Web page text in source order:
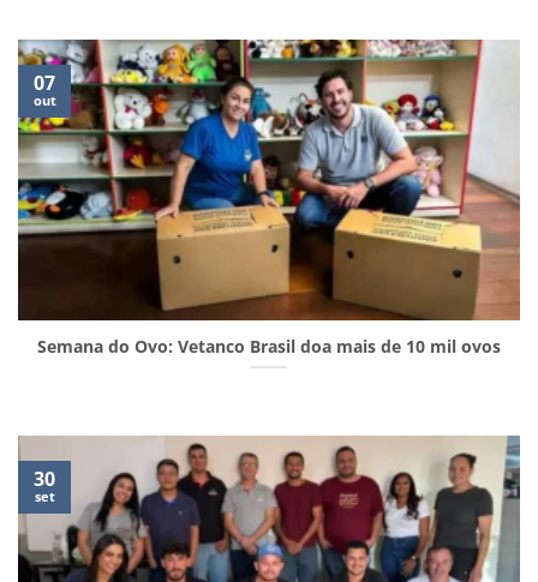
Semana do Ovo: Vetanco Brasil doa mais de 10 mil ovos
07
out
30
set